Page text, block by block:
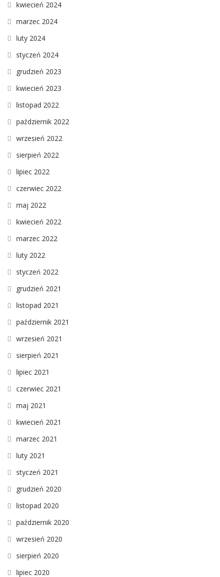
kwiecień 2024
marzec 2024
luty 2024
styczeń 2024
grudzień 2023
kwiecień 2023
listopad 2022
październik 2022
wrzesień 2022
sierpień 2022
lipiec 2022
czerwiec 2022
maj 2022
kwiecień 2022
marzec 2022
luty 2022
styczeń 2022
grudzień 2021
listopad 2021
październik 2021
wrzesień 2021
sierpień 2021
lipiec 2021
czerwiec 2021
maj 2021
kwiecień 2021
marzec 2021
luty 2021
styczeń 2021
grudzień 2020
listopad 2020
październik 2020
wrzesień 2020
sierpień 2020
lipiec 2020